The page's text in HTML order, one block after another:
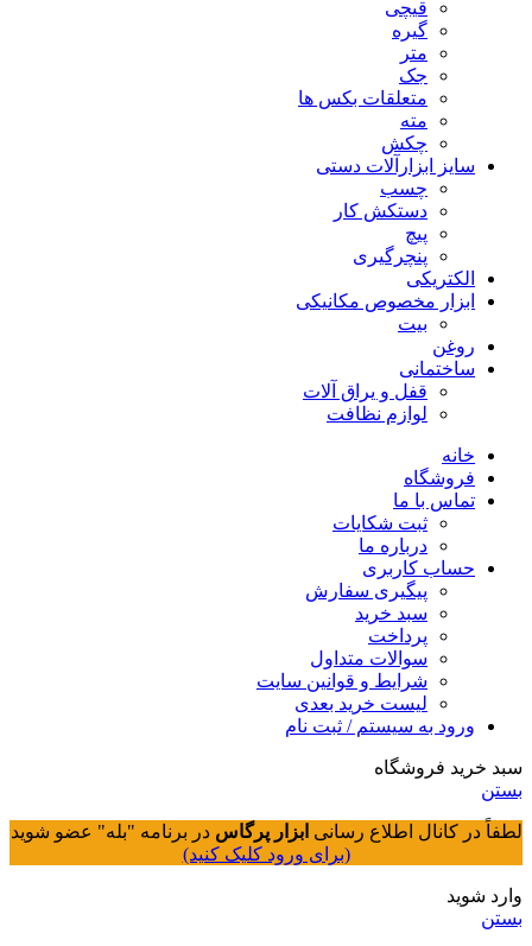
قیچی
گیره
متر
جک
متعلقات بکس ها
مته
چکش
سایز ابزارآلات دستی
چسب
دستکش کار
پیچ
پنچرگیری
الکتریکی
ابزار مخصوص مکانیکی
بیت
روغن
ساختمانی
قفل و یراق آلات
لوازم نظافت
خانه
فروشگاه
تماس با ما
ثبت شکایات
درباره ما
حساب کاربری
پیگیری سفارش
سبد خرید
پرداخت
سوالات متداول
شرایط و قوانین سایت
لیست خرید بعدی
ورود به سیستم / ثبت نام
سبد خرید فروشگاه
بستن
لطفاً در کانال اطلاع رسانی ابزار پرگاس در برنامه "بله" عضو شوید
(برای ورود کلیک کنید)
وارد شوید
بستن